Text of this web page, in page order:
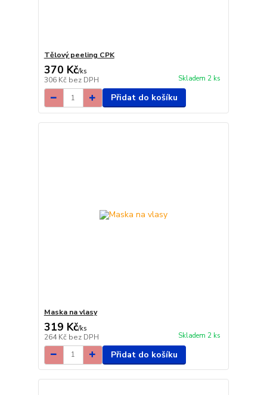
Tělový peeling CPK
370 Kč/ks
306 Kč bez DPH Skladem 2 ks
Přidat do košíku
Maska na vlasy
319 Kč/ks
264 Kč bez DPH Skladem 2 ks
Přidat do košíku